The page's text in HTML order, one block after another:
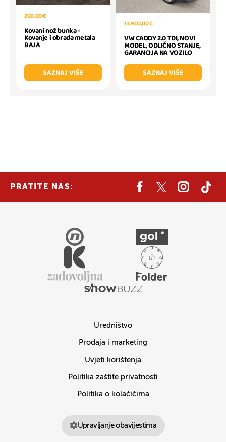
200,00 €
Kovani nož bunka -
Kovanje i obrada metala
BAJA
SAZNAJ VIŠE
13.900,00 €
VW CADDY 2.0 TDI, NOVI
MODEL, ODLIČNO STANJE,
GARANCIJA NA VOZILO
SAZNAJ VIŠE
PRATITE NAS:
Uredništvo
Prodaja i marketing
Uvjeti korištenja
Politika zaštite privatnosti
Politika o kolačićima
Upravljanje obavijestima